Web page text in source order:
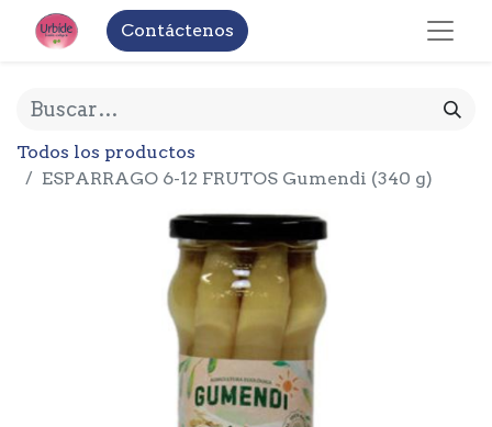
Contáctenos
Todos los productos
ESPARRAGO 6-12 FRUTOS Gumendi (340 g)